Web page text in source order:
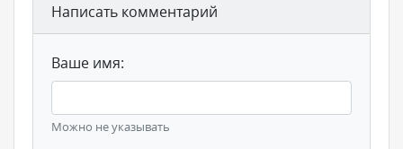
Написать комментарий
Ваше имя:
Можно не указывать